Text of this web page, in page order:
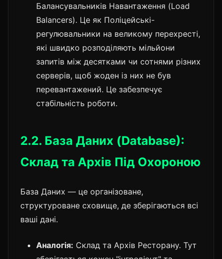
Балансувальників Навантаження (Load
Balancers). Це як Поліцейські-
регулювальники на великому перехресті,
які швидко розподіляють мільйони
запитів між десятками чи сотнями різних
серверів, щоб жоден із них не був
перевантажений. Це забезпечує
стабільність роботи.
2.2. База Даних (Database):
Склад та Архів Під Охороною
База Даних — це організоване,
структуроване сховище, де зберігаються всі
ваші дані.
Аналогія: Склад та Архів Ресторану. Тут